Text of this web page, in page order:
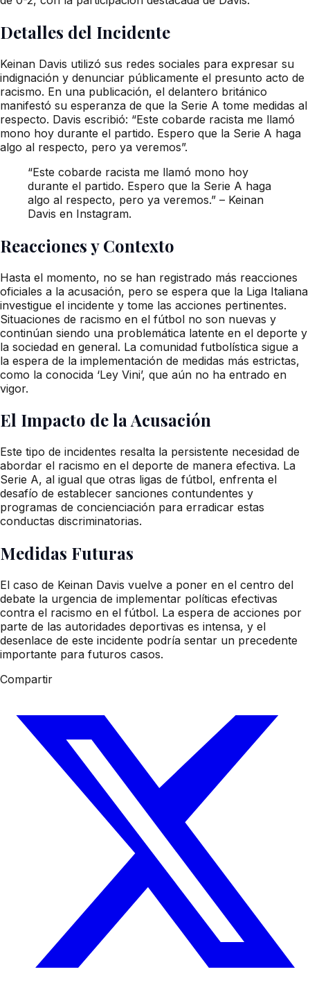
Detalles del Incidente
Keinan Davis utilizó sus redes sociales para expresar su
indignación y denunciar públicamente el presunto acto de
racismo. En una publicación, el delantero británico
manifestó su esperanza de que la Serie A tome medidas al
respecto. Davis escribió: “Este cobarde racista me llamó
mono hoy durante el partido. Espero que la Serie A haga
algo al respecto, pero ya veremos”.
“Este cobarde racista me llamó mono hoy
durante el partido. Espero que la Serie A haga
algo al respecto, pero ya veremos.” – Keinan
Davis en Instagram.
Reacciones y Contexto
Hasta el momento, no se han registrado más reacciones
oficiales a la acusación, pero se espera que la Liga Italiana
investigue el incidente y tome las acciones pertinentes.
Situaciones de racismo en el fútbol no son nuevas y
continúan siendo una problemática latente en el deporte y
la sociedad en general. La comunidad futbolística sigue a
la espera de la implementación de medidas más estrictas,
como la conocida ‘Ley Vini’, que aún no ha entrado en
vigor.
El Impacto de la Acusación
Este tipo de incidentes resalta la persistente necesidad de
abordar el racismo en el deporte de manera efectiva. La
Serie A, al igual que otras ligas de fútbol, enfrenta el
desafío de establecer sanciones contundentes y
programas de concienciación para erradicar estas
conductas discriminatorias.
Medidas Futuras
El caso de Keinan Davis vuelve a poner en el centro del
debate la urgencia de implementar políticas efectivas
contra el racismo en el fútbol. La espera de acciones por
parte de las autoridades deportivas es intensa, y el
desenlace de este incidente podría sentar un precedente
importante para futuros casos.
Compartir